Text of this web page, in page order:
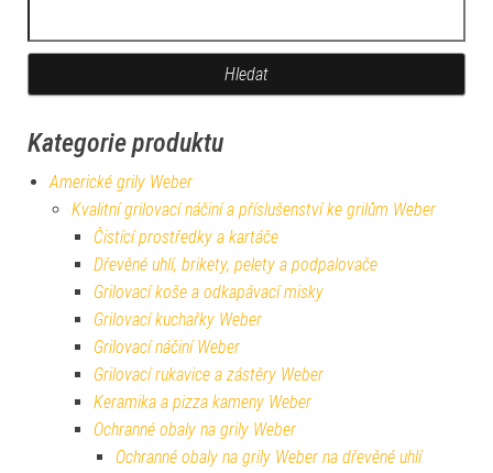
Kategorie produktu
Americké grily Weber
Kvalitní grilovací náčiní a příslušenství ke grilům Weber
Čistící prostředky a kartáče
Dřevěné uhlí, brikety, pelety a podpalovače
Grilovací koše a odkapávací misky
Grilovací kuchařky Weber
Grilovací náčiní Weber
Grilovací rukavice a zástěry Weber
Keramika a pizza kameny Weber
Ochranné obaly na grily Weber
Ochranné obaly na grily Weber na dřevěné uhlí